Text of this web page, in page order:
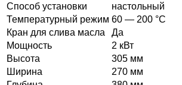
Способ установки
настольный
Температурный режим 60 — 200 °C
Кран для слива масла
Да
Мощность
2 кВт
Высота
305 мм
Ширина
270 мм